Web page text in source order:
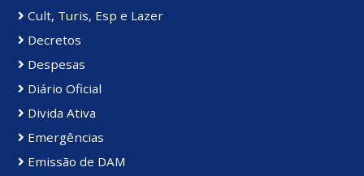
Cult, Turis, Esp e Lazer
Decretos
Despesas
Diário Oficial
Divida Ativa
Emergências
Emissão de DAM